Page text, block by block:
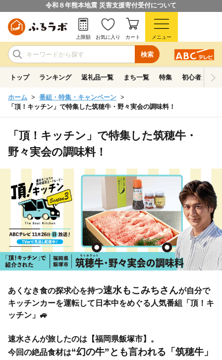
令和８年熊本地震 災害支援寄付受付について
検索
上限額 お気に入り カート メニュー
トップ ランキング 返礼品一覧 まち一覧 特集 初心者ガイド
ホーム
番組・特集・キャンペーン
「頂！キッチン」で特集した筑穂牛・野々実会の調味料！
「頂！キッチン」で特集した筑穂牛・
野々実会の調味料！
あくなき食の探求心を持つ速水もこみちさんが自分で
キッチンカーを運転して日本中をめぐる人気番組「頂！キ
ッチン」🚙
速水さんが旅したのは【福岡県飯塚市】。
今回の絶品食材は“幻の牛”とも言われる「筑穂牛」